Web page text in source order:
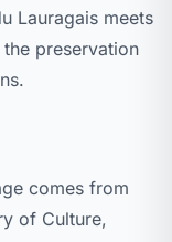
Lauragais meets
preservation
comes from
of Culture,